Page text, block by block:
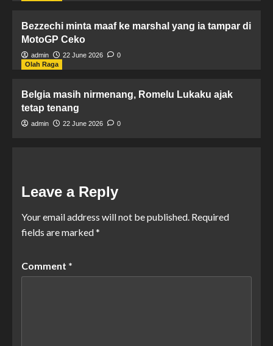
Bezzechi minta maaf ke marshal yang ia tampar di
MotoGP Ceko
admin 22 June 2026
0
Olah Raga
Belgia masih nirmenang, Romelu Lukaku ajak
tetap tenang
admin 22 June 2026 0
Leave a Reply
Your email address will not be published. Required
fields are marked*
Comment *